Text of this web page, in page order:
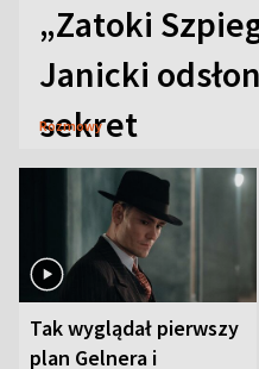
„Zatoki
Janicki
sekret
Rozmowy
Tak wyglądał pierwszy
plan Gelnera i